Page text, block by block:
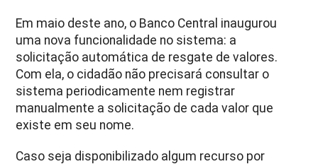
Em maio deste ano, o Banco Central inaugurou
uma nova funcionalidade no sistema: a
solicitação automática de resgate de valores.
Com ela, o cidadão não precisará consultar o
sistema periodicamente nem registrar
manualmente a solicitação de cada valor que
existe em seu nome.
Caso seja disponibilizado algum recurso por